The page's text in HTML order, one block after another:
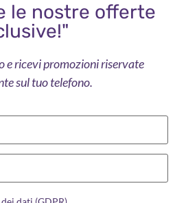
le nostre offerte
e ricevi promozioni riservate
sul tuo telefono.